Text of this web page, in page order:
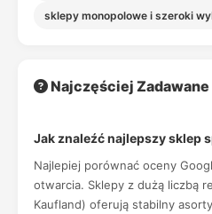
sklepy monopolowe i szeroki
Najczęściej Zadawane
Jak znaleźć najlepszy sklep
Najlepiej porównać oceny
otwarcia. Sklepy z dużą liczbą
Kaufland) oferują stabilny